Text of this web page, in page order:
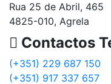
Rua 25 de Abril, 465
4825-010, Agrela
Contactos
(+351) 229 687 150
(+351) 917 337 657